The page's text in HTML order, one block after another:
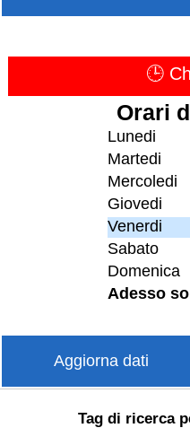
🕒
Orari
Lunedi
Martedi
Mercoledi
Giovedi
Venerdi
Sabato
Domenica
Adesso
Aggiorna dati
Tag di ricerca